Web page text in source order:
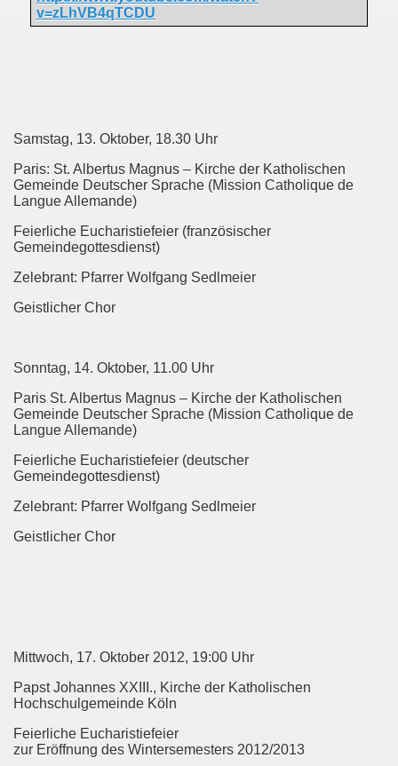
v=zLhVB4qTCDU
Samstag, 13. Oktober, 18.30 Uhr
Paris: St. Albertus Magnus – Kirche der Katholischen
Gemeinde Deutscher Sprache (Mission Catholique de
Langue Allemande)
Feierliche Eucharistiefeier (französischer
Gemeindegottesdienst)
Zelebrant: Pfarrer Wolfgang Sedlmeier
Geistlicher Chor
Sonntag, 14. Oktober, 11.00 Uhr
Paris St. Albertus Magnus – Kirche der Katholischen
Gemeinde Deutscher Sprache (Mission Catholique de
Langue Allemande)
Feierliche Eucharistiefeier (deutscher
Gemeindegottesdienst)
Zelebrant: Pfarrer Wolfgang Sedlmeier
Geistlicher Chor
Mittwoch, 17. Oktober 2012, 19:00 Uhr
Papst Johannes XXIII., Kirche der Katholischen
Hochschulgemeinde Köln
Feierliche Eucharistiefeier
zur Eröffnung des Wintersemesters 2012/2013